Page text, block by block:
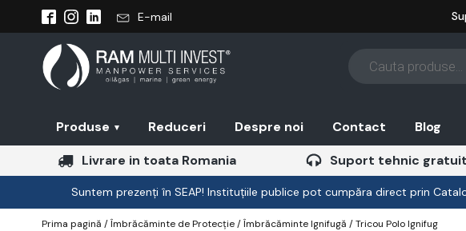
E-mail
Products
search
Produse ▾ Reduceri Despre noi Contact Blog
Livrare in toata Romania Suport tehnic gratuit
Suntem prezenți în SEAP! Instituțiile publice pot cumpăra direct prin
Prima pagină /Îmbrăcăminte de Protecție/Îmbrăcăminte Ignifugă / Tricou Polo Ignifug